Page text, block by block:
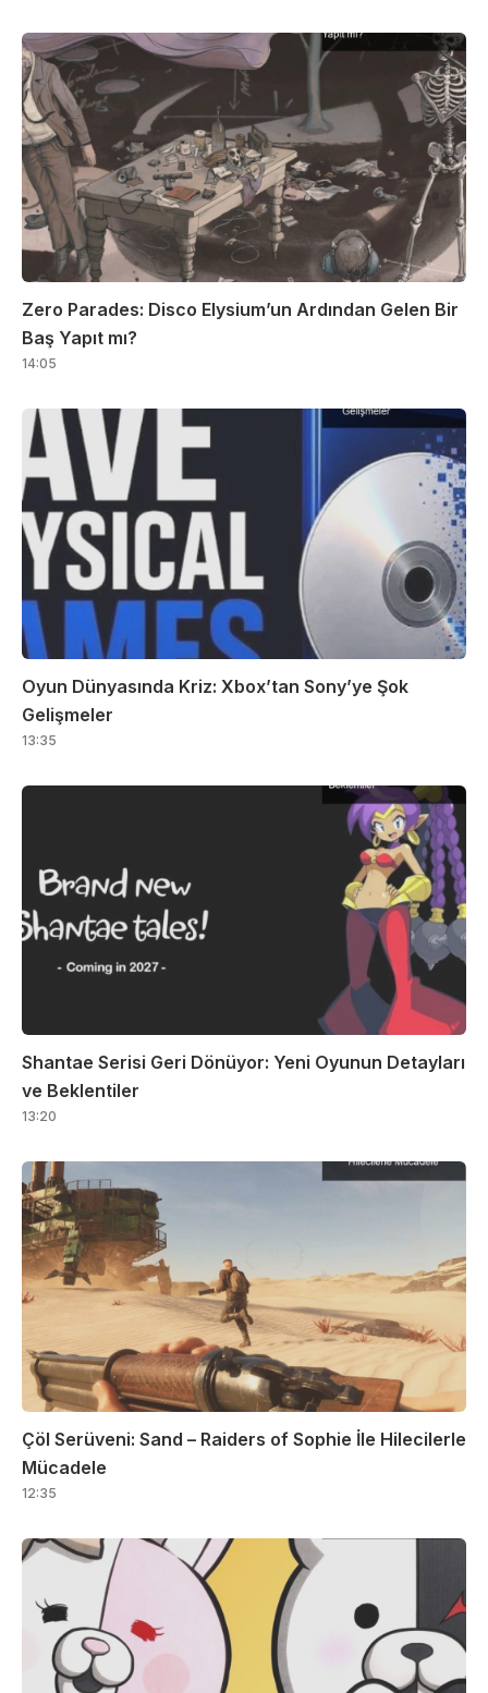
Zero Parades: Disco Elysium’un Ardından Gelen Bir
Baş Yapıt mı?
14:05
Oyun Dünyasında Kriz: Xbox’tan Sony’ye Şok
Gelişmeler
13:35
Shantae Serisi Geri Dönüyor: Yeni Oyunun Detayları
ve Beklentiler
13:20
Çöl Serüveni: Sand – Raiders of Sophie İle Hilecilerle
Mücadele
12:35